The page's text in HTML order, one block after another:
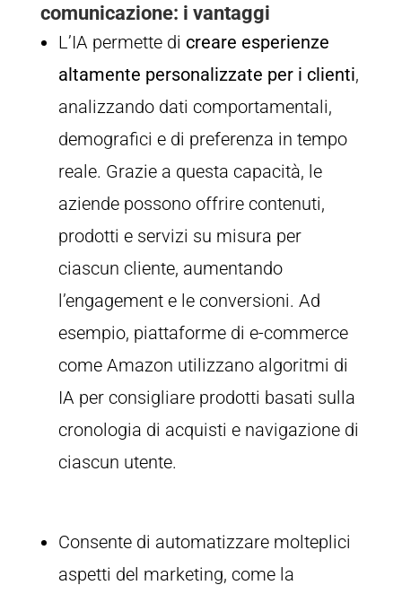
comunicazione: i vantaggi
L’IA permette di creare esperienze
altamente personalizzate per i clienti,
analizzando dati comportamentali,
demografici e di preferenza in tempo
reale. Grazie a questa capacità, le
aziende possono offrire contenuti,
prodotti e servizi su misura per
ciascun cliente, aumentando
l’engagement e le conversioni. Ad
esempio, piattaforme di e-commerce
come Amazon utilizzano algoritmi di
IA per consigliare prodotti basati sulla
cronologia di acquisti e navigazione di
ciascun utente.
Consente di automatizzare molteplici
aspetti del marketing, come la